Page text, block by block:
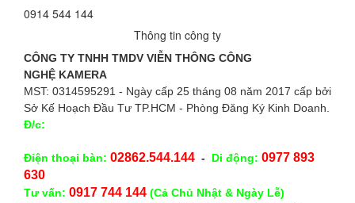
0914 544 144
Thông tin công ty
CÔNG TY TNHH TMDV VIỄN THÔNG CÔNG
NGHỆ KAMERA
MST: 0314595291 - Ngày cấp 25 tháng 08 năm 2017 cấp bởi
Sở Kế Hoạch Đầu Tư TP.HCM - Phòng Đăng Ký Kinh Doanh.
Đ/c:
Điện thoại bàn: 02862.544.144 - Di động: 0977 893
630
Tư vấn: 0917 744 144 (Cả Chủ Nhật & Ngày Lễ)